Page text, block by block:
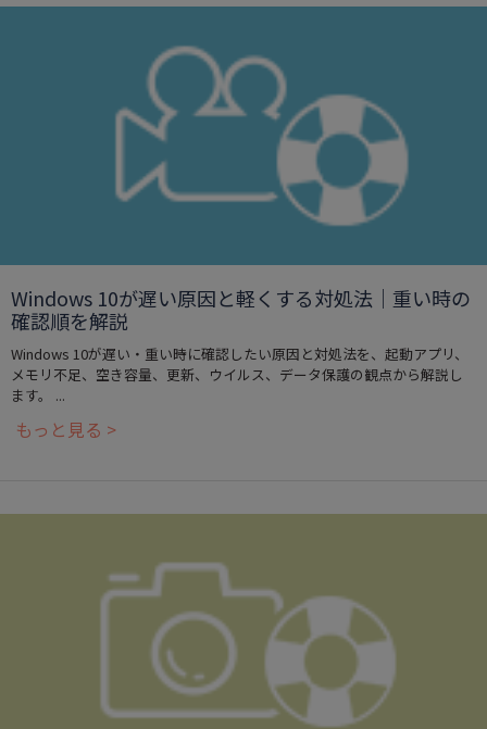
Windows 10が遅い原因と軽くする対処法｜重い時の
確認順を解説
Windows 10が遅い・重い時に確認したい原因と対処法を、起動アプリ、
メモリ不足、空き容量、更新、ウイルス、データ保護の観点から解説し
ます。 ...
もっと見る >